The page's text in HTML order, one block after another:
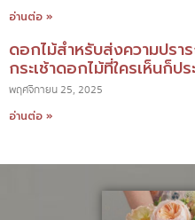
อ่านต่อ »
ดอกไม้สำหรับส่งความปรา
กระเช้าดอกไม้ที่ใครเห็นก็ปร
พฤศจิกายน 25, 2025
อ่านต่อ »